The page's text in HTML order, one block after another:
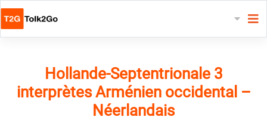
Hollande-Septentrionale 3
interprètes Arménien occidental –
Néerlandais